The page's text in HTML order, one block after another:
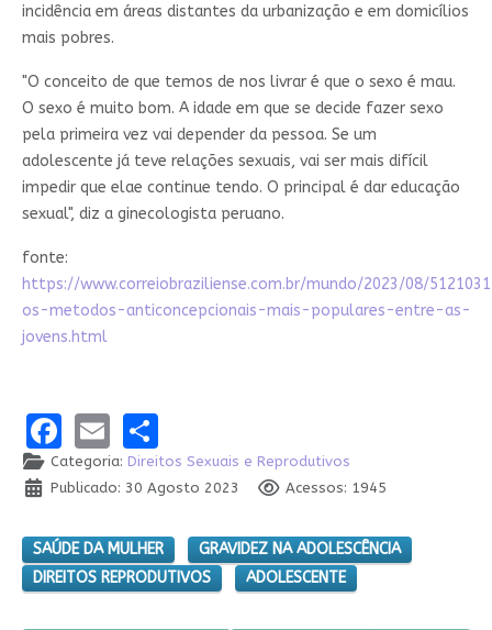
incidência em áreas distantes da urbanização e em domicílios
mais pobres.
"O conceito de que temos de nos livrar é que o sexo é mau.
O sexo é muito bom. A idade em que se decide fazer sexo
pela primeira vez vai depender da pessoa. Se um
adolescente já teve relações sexuais, vai ser mais difícil
impedir que elae continue tendo. O principal é dar educação
sexual", diz a ginecologista peruano.
fonte:
https://www.correiobraziliense.com.br/mundo/2023/08/
os-metodos-anticoncepcionais-mais-populares-entre-as-
jovens.html
Facebook
EmailShare
Categoria: Direitos Sexuais e Reprodutivos
Publicado: 30 Agosto 2023
Acessos: 1945
SAÚDE DA MULHER
GRAVIDEZ NA ADOLESCÊNCIA
DIREITOS REPRODUTIVOS
ADOLESCENTE